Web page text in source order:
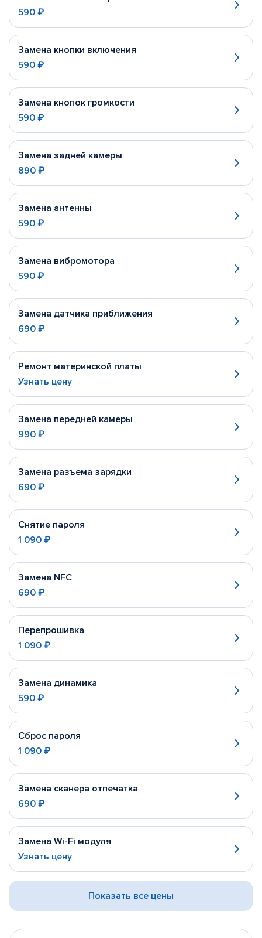
590 ₽
Замена кнопки включения
590 ₽
Замена кнопок громкости
590 ₽
Замена задней камеры
890 ₽
Замена антенны
590 ₽
Замена вибромотора
590 ₽
Замена датчика приближения
690 ₽
Ремонт материнской платы
Узнать цену
Замена передней камеры
990 ₽
Замена разъема зарядки
690 ₽
Снятие пароля
1 090 ₽
Замена NFC
690 ₽
Перепрошивка
1 090 ₽
Замена динамика
590 ₽
Сброс пароля
1 090 ₽
Замена сканера отпечатка
690 ₽
Замена Wi-Fi модуля
Узнать цену
Показать все цены